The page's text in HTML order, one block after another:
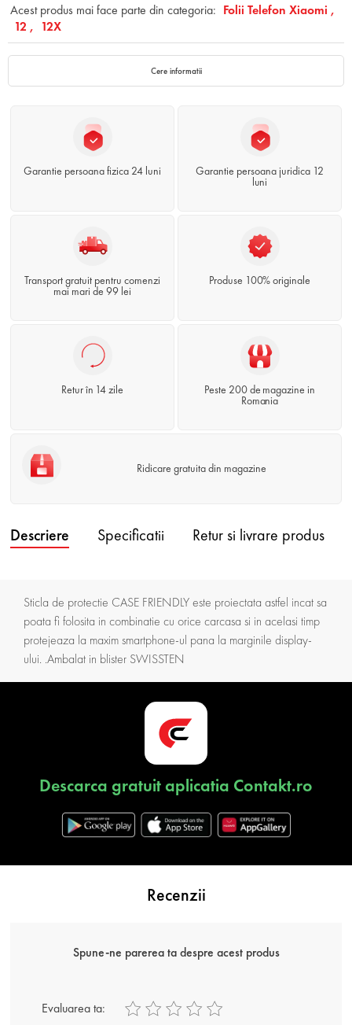
Acest produs mai face parte din categoria: Folii Telefon Xiaomi ,
12 , 12X
Cere informatii
Garantie persoana fizica 24 luni
Garantie persoana juridica 12
luni
Transport gratuit pentru comenzi
mai mari de 99 lei
Produse 100% originale
Retur în 14 zile
Peste 200 de magazine in
Romania
Ridicare gratuita din magazine
Descriere Specificatii Retur si livrare produs
Sticla de protectie CASE FRIENDLY este proiectata astfel incat sa
poata fi folosita in combinatie cu orice carcasa si in acelasi timp
protejeaza la maxim smartphone-ul pana la marginile display-
ului. .Ambalat in blister SWISSTEN
Descarca gratuit aplicatia Contakt.ro
Recenzii
Spune-ne parerea ta despre acest produs
Evaluarea ta: